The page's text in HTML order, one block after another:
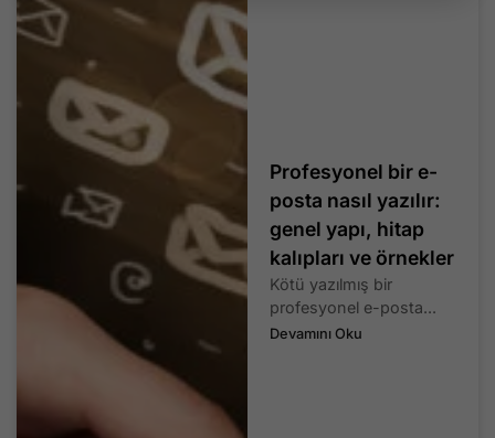
Profesyonel bir e-
posta nasıl yazılır:
genel yapı, hitap
kalıpları ve örnekler
Kötü yazılmış bir
profesyonel e-posta...
Devamını Oku